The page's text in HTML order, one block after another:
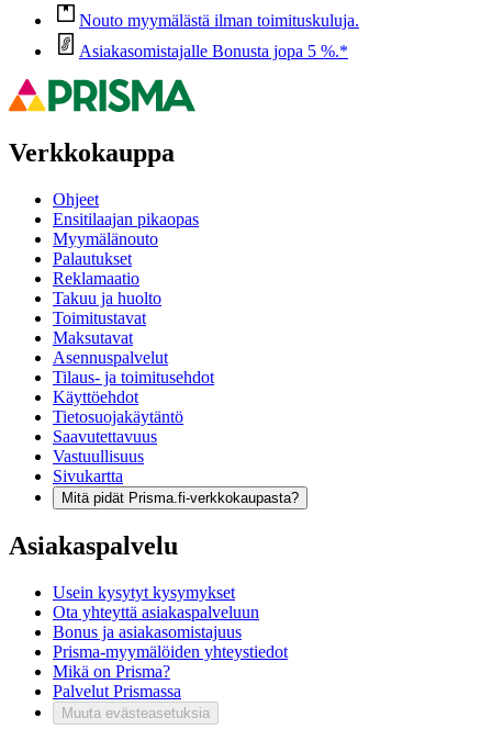
Nouto myymälästä ilman toimituskuluja.
Asiakasomistajalle Bonusta jopa 5 %.*
Verkkokauppa
Ohjeet
Ensitilaajan pikaopas
Myymälänouto
Palautukset
Reklamaatio
Takuu ja huolto
Toimitustavat
Maksutavat
Asennuspalvelut
Tilaus- ja toimitusehdot
Käyttöehdot
Tietosuojakäytäntö
Saavutettavuus
Vastuullisuus
Sivukartta
Mitä pidät Prisma.fi-verkkokaupasta?
Asiakaspalvelu
Usein kysytyt kysymykset
Ota yhteyttä asiakaspalveluun
Bonus ja asiakasomistajuus
Prisma-myymälöiden yhteystiedot
Mikä on Prisma?
Palvelut Prismassa
Muuta evästeasetuksia